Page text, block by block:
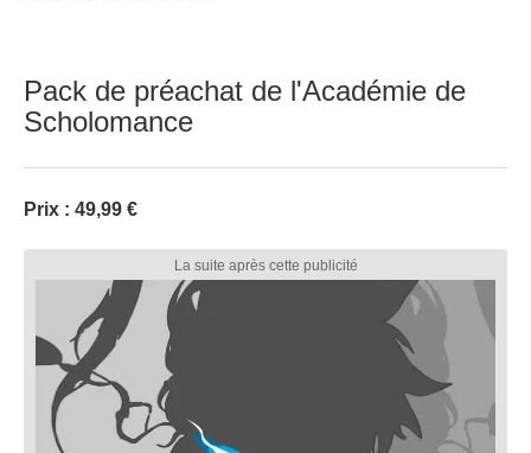
Pack de préachat de l'Académie de
Scholomance
Prix : 49,99 €